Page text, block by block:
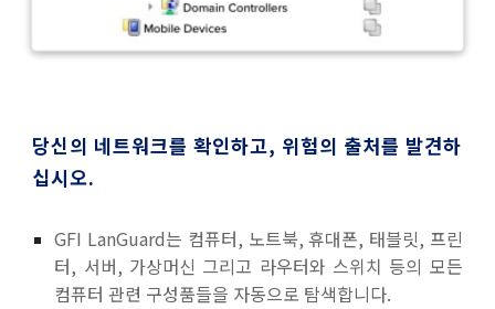
당신의 네트워크를 확인하고, 위험의 출처를 발견하
십시오.
GFI LanGuard는 컴퓨터, 노트북, 휴대폰, 태블릿, 프린
터, 서버, 가상머신 그리고 라우터와 스위치 등의 모든
컴퓨터 관련 구성품들을 자동으로 탐색합니다.